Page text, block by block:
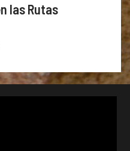
las Rutas